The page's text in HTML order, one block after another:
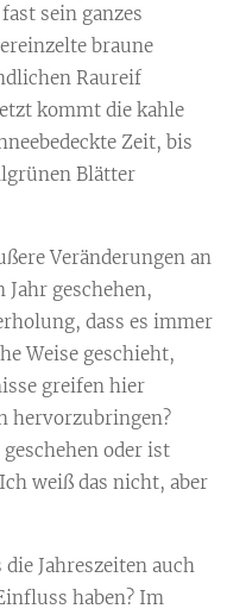
sein ganzes
braune
Raureif
kommt die kahle
Zeit, bis
Blätter
Veränderungen an
geschehen,
dass es immer
Weise geschieht,
greifen hier
hervorzubringen?
oder ist
weiß das nicht, aber
Jahreszeiten auch
haben? Im